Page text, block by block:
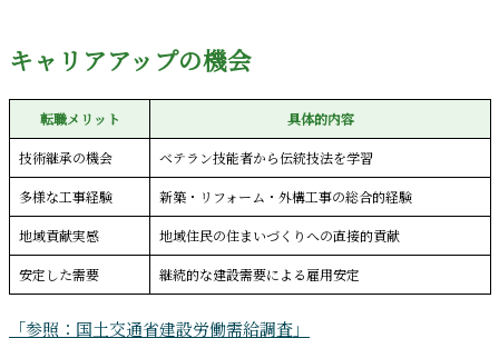
キャリアアップの機会
転職メリット 具体的内容
技術継承の機会 ベテラン技能者から伝統技法を学習
多様な工事経験 新築・リフォーム・外構工事の総合的経験
地域貢献実感 地域住民の住まいづくりへの直接的貢献
安定した需要 継続的な建設需要による雇用安定
「参照：国土交通省建設労働需給調査」